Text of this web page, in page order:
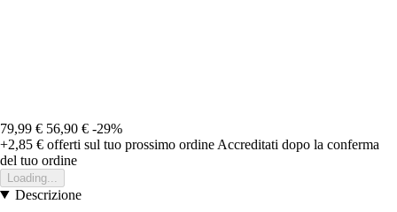
79,99 € 56,90 € -29%
+2,85 € offerti sul tuo prossimo ordine Accreditati dopo la conferma
del tuo ordine
Loading...
Descrizione